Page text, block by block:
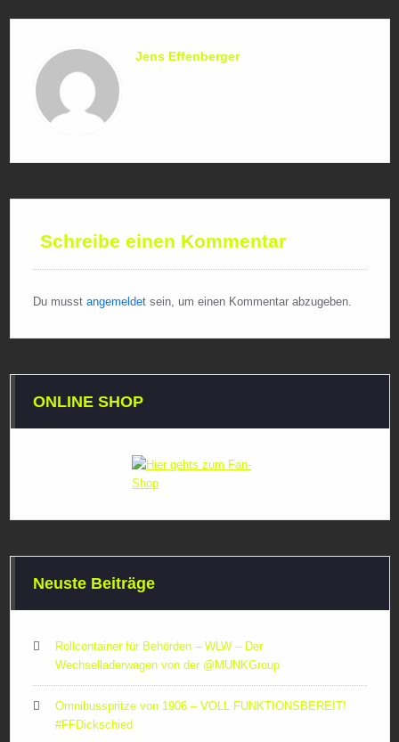
Jens Effenberger
Schreibe einen Kommentar
Du musst angemeldetsein, um einen Kommentar abzugeben.
ONLINE SHOP
Neuste Beiträge
Rollcontainer für Behörden – WLW – Der
Wechselladerwagen von der ‪@MUNKGroup‬
Omnibusspritze von 1906 – VOLL FUNKTIONSBEREIT!
#FFDickschied